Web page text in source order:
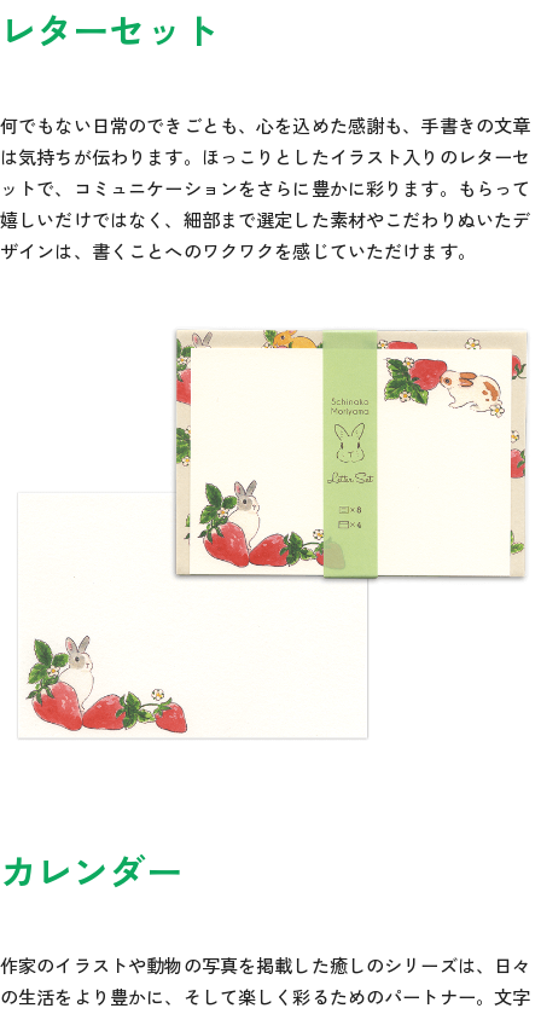
レターセット
何でもない日常のできごとも、心を込めた感謝も、手書きの文章
は気持ちが伝わります。ほっこりとしたイラスト入りのレターセ
ットで、コミュニケーションをさらに豊かに彩ります。もらって
嬉しいだけではなく、細部まで選定した素材やこだわりぬいたデ
ザインは、書くことへのワクワクを感じていただけます。
カレンダー
作家のイラストや動物の写真を掲載した癒しのシリーズは、日々
の生活をより豊かに、そして楽しく彩るためのパートナー。文字